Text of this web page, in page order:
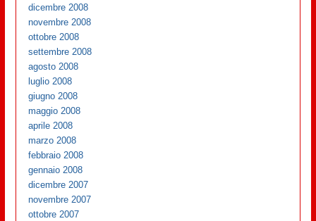
dicembre 2008
novembre 2008
ottobre 2008
settembre 2008
agosto 2008
luglio 2008
giugno 2008
maggio 2008
aprile 2008
marzo 2008
febbraio 2008
gennaio 2008
dicembre 2007
novembre 2007
ottobre 2007